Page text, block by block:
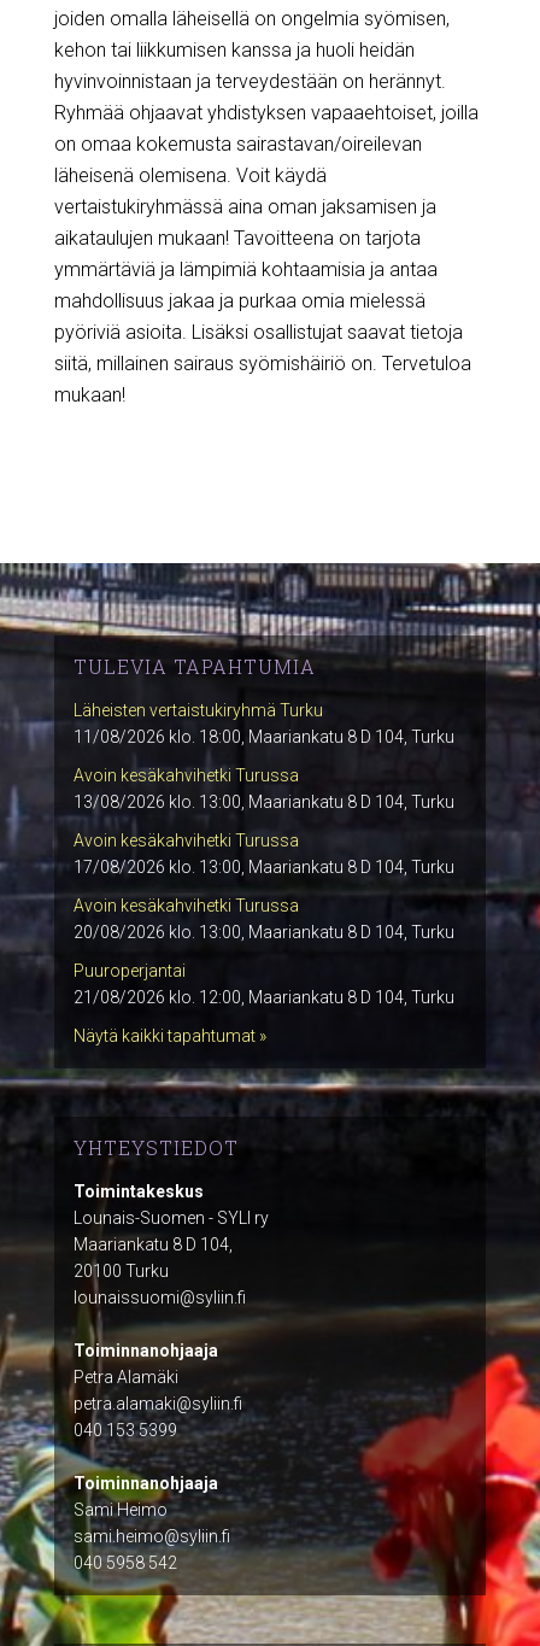
joiden omalla läheisellä on ongelmia syömisen,
kehon tai liikkumisen kanssa ja huoli heidän
hyvinvoinnistaan ja terveydestään on herännyt.
Ryhmää ohjaavat yhdistyksen vapaaehtoiset, joilla
on omaa kokemusta sairastavan/oireilevan
läheisenä olemisena. Voit käydä
vertaistukiryhmässä aina oman jaksamisen ja
aikataulujen mukaan! Tavoitteena on tarjota
ymmärtäviä ja lämpimiä kohtaamisia ja antaa
mahdollisuus jakaa ja purkaa omia mielessä
pyöriviä asioita. Lisäksi osallistujat saavat tietoja
siitä, millainen sairaus syömishäiriö on. Tervetuloa
mukaan!
TULEVIA TAPAHTUMIA
Läheisten vertaistukiryhmä Turku
11/08/2026 klo. 18:00, Maariankatu 8 D 104, Turku
Avoin kesäkahvihetki Turussa
13/08/2026 klo. 13:00, Maariankatu 8 D 104, Turku
Avoin kesäkahvihetki Turussa
17/08/2026 klo. 13:00, Maariankatu 8 D 104, Turku
Avoin kesäkahvihetki Turussa
20/08/2026 klo. 13:00, Maariankatu 8 D 104, Turku
Puuroperjantai
21/08/2026 klo. 12:00, Maariankatu 8 D 104, Turku
Näytä kaikki tapahtumat »
YHTEYSTIEDOT
Toimintakeskus
Lounais-Suomen - SYLI ry
Maariankatu 8 D 104,
20100 Turku
lounaissuomi@syliin.fi
Toiminnanohjaaja
Petra Alamäki
petra.alamaki@syliin.fi
040 153 5399
Toiminnanohjaaja
Sami Heimo
sami.heimo@syliin.fi
040 5958 542